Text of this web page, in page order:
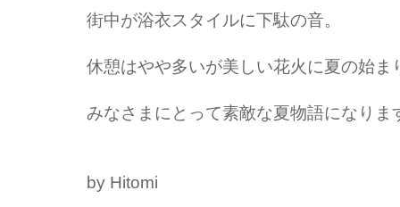
街中が浴衣スタイルに下駄の音。
休憩はやや多いが美しい花火に夏の始
みなさまにとって素敵な夏物語になりま
by Hitomi